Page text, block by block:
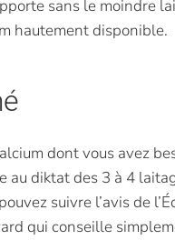
sans le moindre
hautement disponible.
dont vous avez
au diktat des 3 à 4
suivre l’avis de
qui conseille